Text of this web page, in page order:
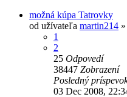
možná kúpa Tatrovky
od užívateľa martin214
1
2
25 Odpovedí
38447 Zobrazení
Posledný
03 Dec 2008,